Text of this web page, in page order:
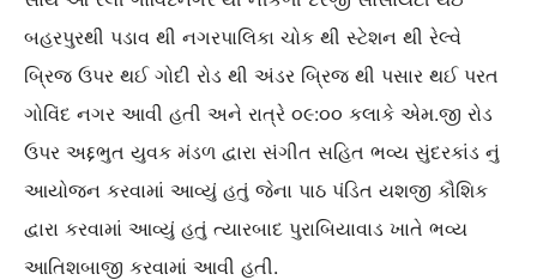
બહરપુરથી પડાવ થી નગરપાલિકા ચોક થી સ્ટેશન થી રેલ્વે
બ્રિજ ઉપર થઈ ગોદી રોડ થી અંડર બ્રિજ થી પસાર થઈ પરત
ગોવિંદ નગર આવી હતી અને રાત્રે ૦૯:૦૦ કલાકે એમ.જી રોડ
ઉપર અદ્દભુત યુવક મંડળ દ્વારા સંગીત સહિત ભવ્ય સુંદરકાંડ નું
આયોજન કરવામાં આવ્યું હતું જેના પાઠ પંડિત યશજી કૌશિક
દ્વારા કરવામાં આવ્યું હતું ત્યારબાદ પુરાબિયાવાડ ખાતે ભવ્ય
આતિશબાજી કરવામાં આવી હતી.